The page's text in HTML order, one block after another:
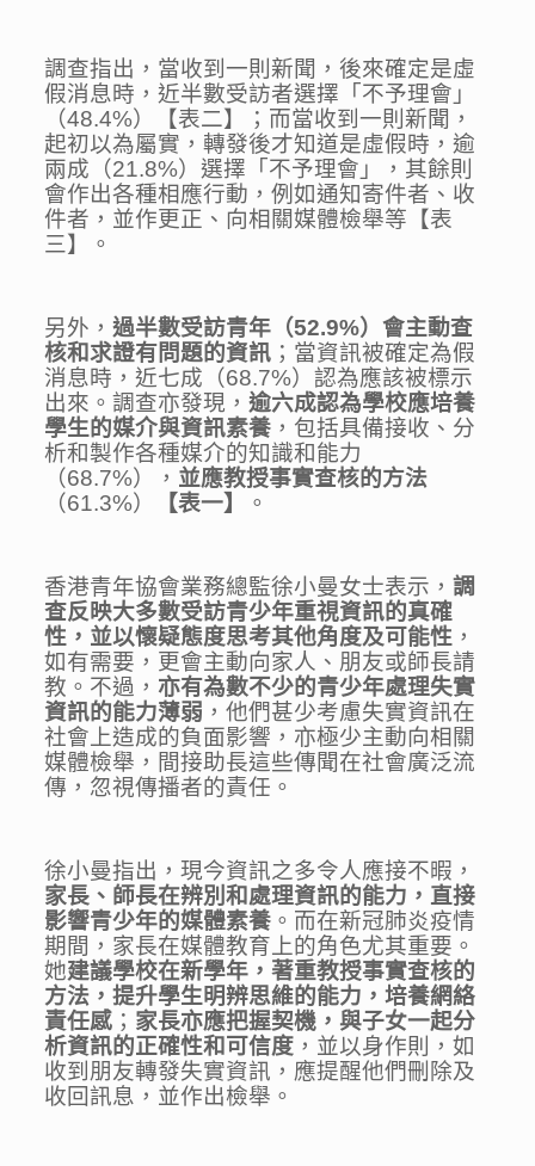
調查指出，當收到一則新聞，後來確定是虛
假消息時，近半數受訪者選擇「不予理會」
（48.4%）【表二】；而當收到一則新聞，
起初以為屬實，轉發後才知道是虛假時，逾
兩成（21.8%）選擇「不予理會」，其餘則
會作出各種相應行動，例如通知寄件者、收
件者，並作更正、向相關媒體檢舉等【表
三】。
另外，過半數受訪青年 （52.9%）會主動查
核和求證有問題的資訊 ；當資訊被確定為假
消息時，近七成（68.7%）認為應該被標示
出來。調查亦發現，逾六成認為學校應培養
學生的媒介與資訊素養 ，包括具備接收、分
析和製作各種媒介的知識和能力
（68.7%）， 並應教授事實查核的方法
（61.3%）
【表一】 。
香港青年協會業務總監徐小曼女士表示，調
查反映大多數受訪青少年重視資訊的真確
性，並以懷疑態度思考其他角度及可能性 ，
如有需要，更會主動向家人、朋友或師長請
教。不過， 亦有為數不少的青少年處理失實
資訊的能力薄弱 ，他們甚少考慮失實資訊在
社會上造成的負面影響，亦極少主動向相關
媒體檢舉，間接助長這些傳聞在社會廣泛流
傳，忽視傳播者的責任。
徐小曼指出，現今資訊之多令人應接不暇，
家長、師長在辨別和處理資訊的能力，直接
影響青少年的媒體素養 。而在新冠肺炎疫情
期間，家長在媒體教育上的角色尤其重要。
她建議學校在新學年，著重教授事實查核的
方法，提升學生明辨思維的能力，培養網絡
責任感 ； 家長亦應把握契機，與子女一起分
析資訊的正確性和可信度 ，並以身作則，如
收到朋友轉發失實資訊，應提醒他們刪除及
收回訊息，並作出檢舉。